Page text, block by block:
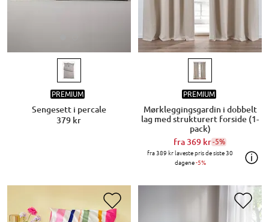
PREMIUM
Sengesett i percale
379 kr
PREMIUM
Mørkleggingsgardin i dobbelt
lag med strukturert forside (1-
pack)
fra369 kr-5%
fra389 krlaveste pris de siste 30
dagene-5%